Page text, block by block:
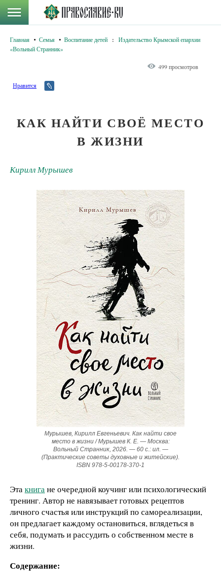
Главная Семья Воспитание детей :
Издательство Крымской епархии
«Вольный Странник»
499 просмотров
Нравится
КАК НАЙТИ СВОЁ МЕСТО
В ЖИЗНИ
Кирилл Мурышев
Мурышев, Кирилл Евгеньевич. Как найти свое
место в жизни / Мурышев К. Е. — Москва:
Вольный Странник, 2026. — 60 с.: ил. —
(Практические советы духовные и житейские).
ISBN 978‑5‑00178‑370‑1
Этакнигане очередной коучинг или психологический
тренинг. Автор не навязывает готовых рецептов
личного счастья или инструкций по самореализации,
он предлагает каждому остановиться, вглядеться в
себя, подумать и рассудить о собственном месте в
жизни.
Содержание: